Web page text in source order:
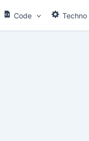
Code Techno